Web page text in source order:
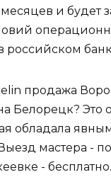
и будет
российском
продажа
Белорецк? Это
обладала
мастера -
- бесплатно.